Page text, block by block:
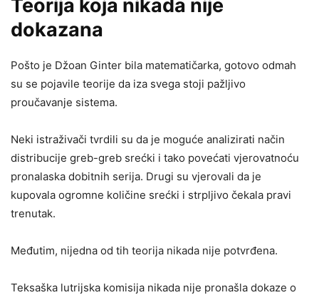
Teorija koja nikada nije
dokazana
Pošto je Džoan Ginter bila matematičarka, gotovo odmah
su se pojavile teorije da iza svega stoji pažljivo
proučavanje sistema.
Neki istraživači tvrdili su da je moguće analizirati način
distribucije greb-greb srećki i tako povećati vjerovatnoću
pronalaska dobitnih serija. Drugi su vjerovali da je
kupovala ogromne količine srećki i strpljivo čekala pravi
trenutak.
Međutim, nijedna od tih teorija nikada nije potvrđena.
Teksaška lutrijska komisija nikada nije pronašla dokaze o